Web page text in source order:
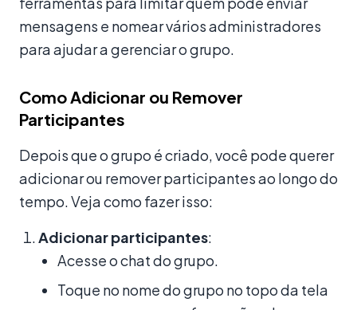
mensagens e nomear vários administradores
para ajudar a gerenciar o grupo.
Como Adicionar ou Remover
Participantes
Depois que o grupo é criado, você pode querer
adicionar ou remover participantes ao longo do
tempo. Veja como fazer isso:
Adicionar participantes:
Acesse o chat do grupo.
Toque no nome do grupo no topo da tela